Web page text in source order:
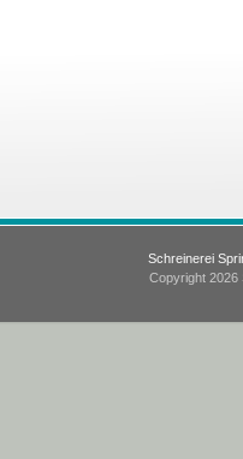
Schreinerei
Copyright